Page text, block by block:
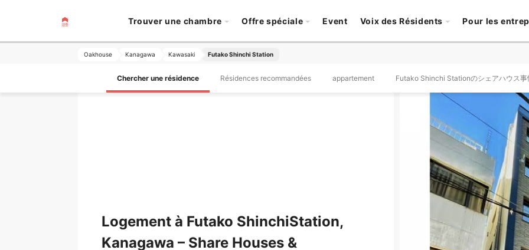
Trouver une chambre Offre spéciale Event Voix des Résidents Pour les
Oakhouse Kanagawa Kawasaki Futako Shinchi Station
Chercher une résidence Résidences recommandées appartement Futako Shinchi Stationのシェアハウス事
Logement à Futako ShinchiStation,
Kanagawa – Share Houses &